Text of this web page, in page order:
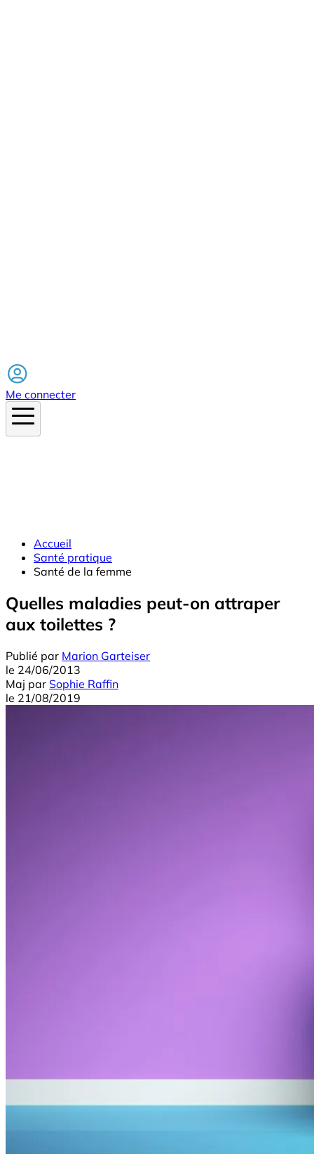
Me connecter
Accueil
Santé pratique
Santé de la femme
Quelles maladies peut-on attraper
aux toilettes ?
Publié par Marion Garteiser
le 24/06/2013
Maj par Sophie Raffin
le 21/08/2019